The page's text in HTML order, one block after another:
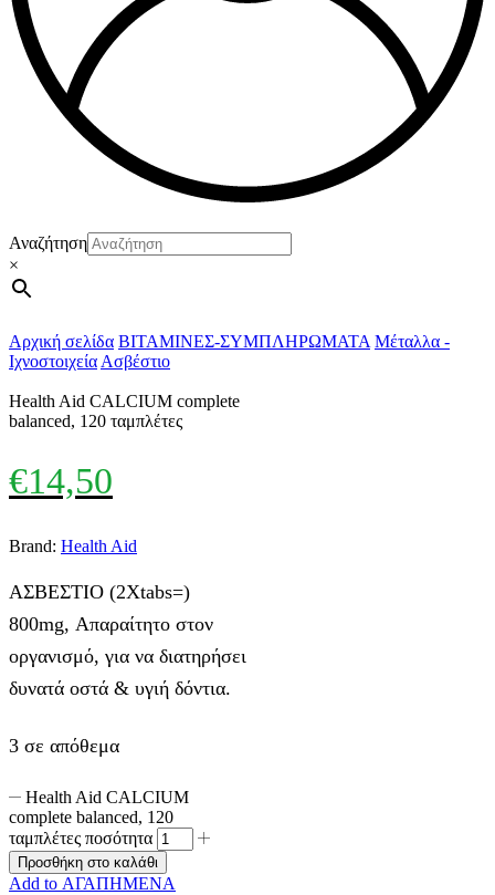
Αναζήτηση
×
Αρχική σελίδα ΒΙΤΑΜΙΝΕΣ-ΣΥΜΠΛΗΡΩΜΑΤΑ Μέταλλα -
Ιχνοστοιχεία Ασβέστιο
Health Aid CALCIUM complete
balanced, 120 ταμπλέτες
€14,50
Brand: Health Aid
ΑΣΒΕΣΤΙΟ (2Χtabs=)
800mg, Απαραίτητο στον
οργανισμό, για να διατηρήσει
δυνατά οστά & υγιή δόντια.
3 σε απόθεμα
Health Aid CALCIUM
complete balanced, 120
ταμπλέτες ποσότητα
Προσθήκη στο καλάθι
Add to ΑΓΑΠΗΜΕΝΑ